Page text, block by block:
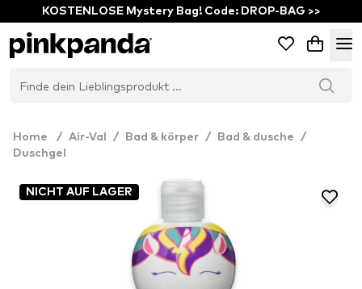
KOSTENLOSE Mystery Bag! Code: DROP-BAG >>
Home / Air-Val / Bad & körper / Bad & dusche
/
Duschgel
NICHT AUF LAGER